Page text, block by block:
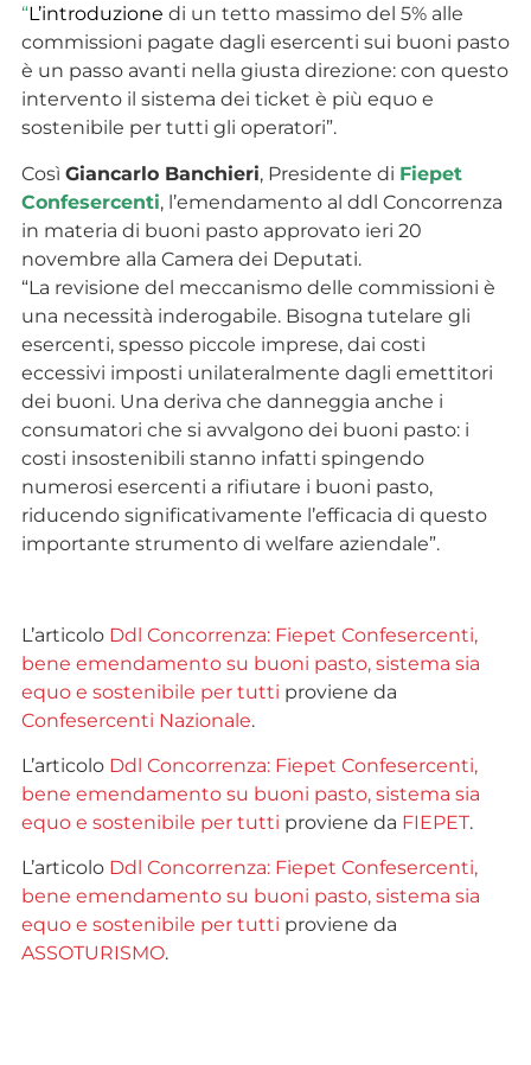
“L’introduzione di un tetto massimo del 5% alle
commissioni pagate dagli esercenti sui buoni pasto
è un passo avanti nella giusta direzione: con questo
intervento il sistema dei ticket è più equo e
sostenibile per tutti gli operatori”.
Così Giancarlo Banchieri, Presidente di Fiepet
Confesercenti, l’emendamento al ddl Concorrenza
in materia di buoni pasto approvato ieri 20
novembre alla Camera dei Deputati.
“La revisione del meccanismo delle commissioni è
una necessità inderogabile. Bisogna tutelare gli
esercenti, spesso piccole imprese, dai costi
eccessivi imposti unilateralmente dagli emettitori
dei buoni. Una deriva che danneggia anche i
consumatori che si avvalgono dei buoni pasto: i
costi insostenibili stanno infatti spingendo
numerosi esercenti a rifiutare i buoni pasto,
riducendo significativamente l’efficacia di questo
importante strumento di welfare aziendale”.
L’articolo Ddl Concorrenza: Fiepet Confesercenti,
bene emendamento su buoni pasto, sistema sia
equo e sostenibile per tutti proviene da
Confesercenti Nazionale.
L’articolo Ddl Concorrenza: Fiepet Confesercenti,
bene emendamento su buoni pasto, sistema sia
equo e sostenibile per tutti proviene da FIEPET.
L’articolo Ddl Concorrenza: Fiepet Confesercenti,
bene emendamento su buoni pasto, sistema sia
equo e sostenibile per tutti proviene da
ASSOTURISMO.